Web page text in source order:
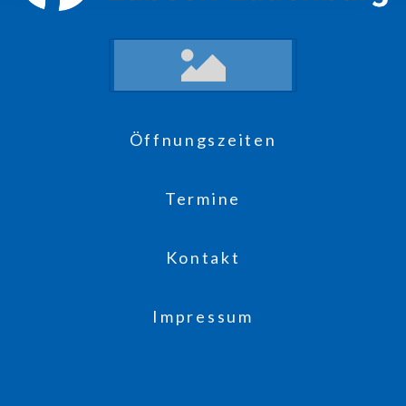
Öffnungszeiten
Termine
Kontakt
Impressum